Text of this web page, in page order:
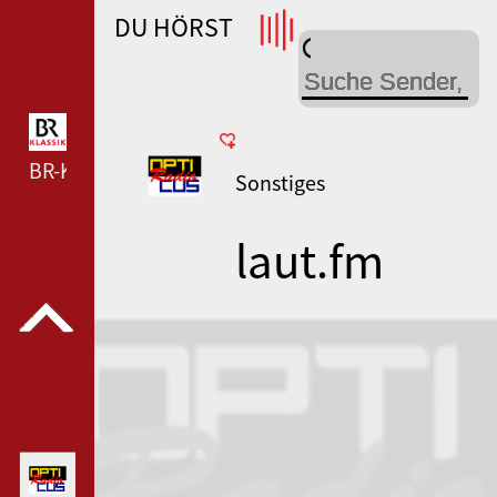
WDR 4 --- WDR 4 ---
BR-KLASSIK --- BR-KLASSIK ---
DU HÖRST
Sonstiges
laut.fm
radio-